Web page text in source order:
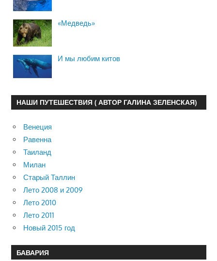
«Медведь»
И мы любим китов
НАШИ ПУТЕШЕСТВИЯ ( АВТОР ГАЛИНА ЗЕЛЕНСКАЯ)
Венеция
Равенна
Таиланд
Милан
Старый Таллин
Лето 2008 и 2009
Лето 2010
Лето 2011
Новый 2015 год
БАВАРИЯ